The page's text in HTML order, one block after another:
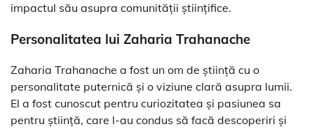
impactul său asupra comunității științifice.
Personalitatea lui Zaharia Trahanache
Zaharia Trahanache a fost un om de știință cu o
personalitate puternică și o viziune clară asupra lumii.
El a fost cunoscut pentru curiozitatea și pasiunea sa
pentru știință, care l-au condus să facă descoperiri și